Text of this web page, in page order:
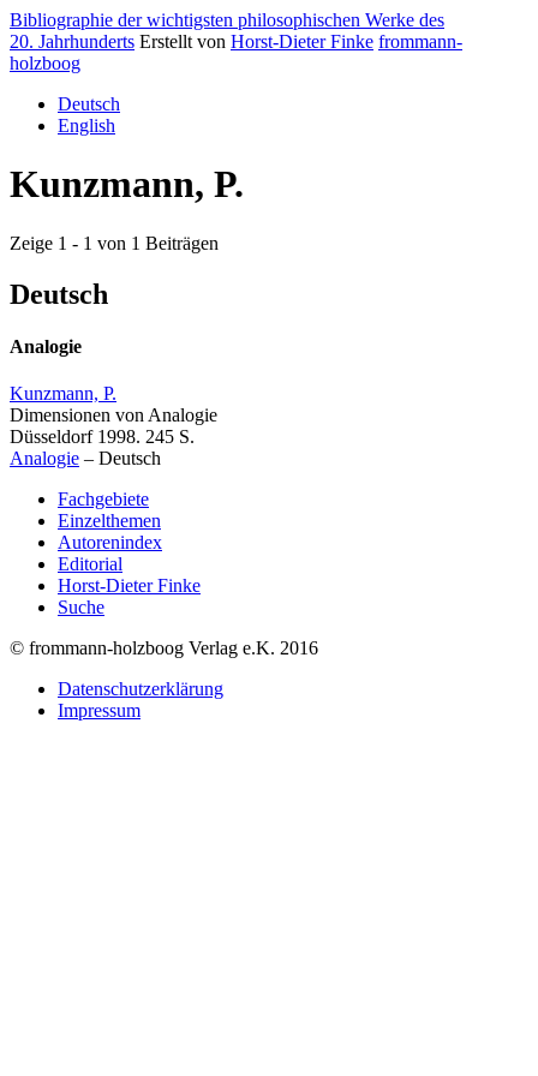
Bibliographie der wichtigsten philosophischen Werke des
20. Jahrhunderts Erstellt von Horst-Dieter Finke frommann-
holzboog
Deutsch
English
Kunzmann, P.
Zeige 1 - 1 von 1 Beiträgen
Deutsch
Analogie
Kunzmann, P.
Dimensionen von Analogie
Düsseldorf 1998. 245 S.
Analogie – Deutsch
Fachgebiete
Einzelthemen
Autorenindex
Editorial
Horst-Dieter Finke
Suche
© frommann-holzboog Verlag e.K. 2016
Datenschutzerklärung
Impressum